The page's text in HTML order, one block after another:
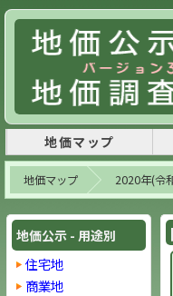
地価マップ
地価マップ 2020年(令
地価公示 - 用途別
住宅地
商業地